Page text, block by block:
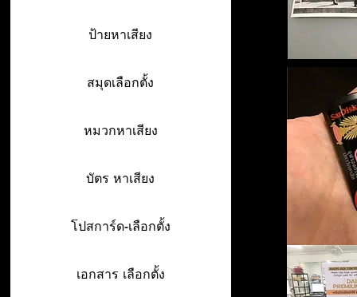
ป้ายหาเสียง
สมุดเลือกตั้ง
หมวกหาเสียง
บัตร หาเสียง
โปสการ์ด-เลือกตั้ง
เอกสาร เลือกตั้ง